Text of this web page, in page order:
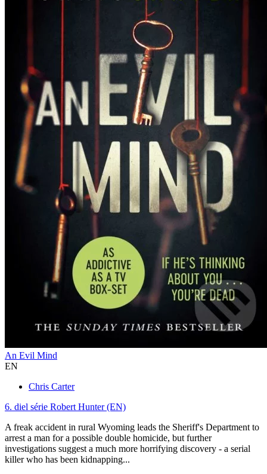
An Evil Mind
EN
Chris Carter
6. diel série Robert Hunter (EN)
A freak accident in rural Wyoming leads the Sheriff's Department to
arrest a man for a possible double homicide, but further
investigations suggest a much more horrifying discovery - a serial
killer who has been kidnapping...